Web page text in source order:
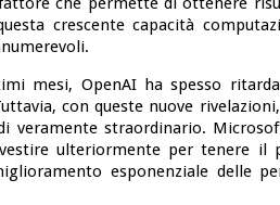
crescente capacità
mesi, OpenAI ha spesso
con queste nuove
veramente straordinario.
ulteriormente per tenere il
esponenziale delle